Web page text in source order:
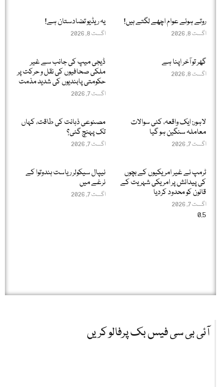
روتے ہوئے عوام اچھے لگتے ہیں!
اگست 8, 2026
یہ ریڈیو تضادستان ہے!
اگست 8, 2026
گھر تو آخر اپنا ہے
اگست 8, 2026
ڈیجی میپ کی جانب سے غیر
ملکی صحافیوں کی نقل و حرکت پر
حکومتی پابندیوں کی شدید مذمت
اگست 7, 2026
لاہور: ایک واقعہ، کئی سوالات
معاملہ سنگین ہو گیا
اگست 7, 2026
مصنوعی ذہانت کی طاقت، کہاں
تک پہنچ گئی؟
اگست 7, 2026
ٹرمپ نے غیر امریکیوں کے بچوں
کی پیدائش پر امریکی شہریت کے
قانون کو محدود کردیا
اگست 7, 2026
نیپال سیکولر ریاست ہندوتوا کے
نرغے میں
اگست 7, 2026
آئی بی سی فیس بک پرفالو کریں